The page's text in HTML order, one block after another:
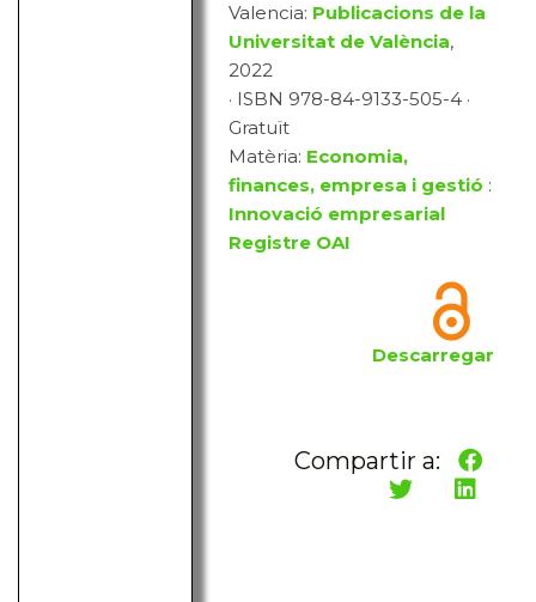
Valencia: Publicacions de la
Universitat de València,
2022
· ISBN 978-84-9133-505-4 ·
Gratuït
Matèria: Economia,
finances, empresa i gestió :
Innovació empresarial
Registre OAI
Descarregar
Compartir a: